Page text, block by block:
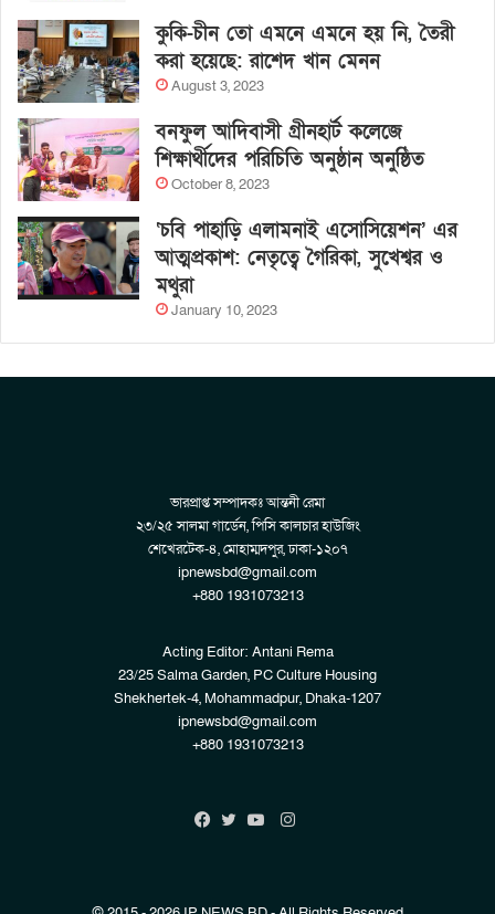
কুকি-চীন তো এমনে এমনে হয় নি, তৈরী
করা হয়েছে: রাশেদ খান মেনন
August 3, 2023
বনফুল আদিবাসী গ্রীনহার্ট কলেজে
শিক্ষার্থীদের পরিচিতি অনুষ্ঠান অনুষ্ঠিত
October 8, 2023
‘চবি পাহাড়ি এলামনাই এসোসিয়েশন’ এর
আত্মপ্রকাশ: নেতৃত্বে গৈরিকা, সুখেশ্বর ও
মথুরা
January 10, 2023
ভারপ্রাপ্ত সম্পাদকঃ আন্তনী রেমা
২৩/২৫ সালমা গার্ডেন, পিসি কালচার হাউজিং
শেখেরটেক-৪, মোহাম্মদপুর, ঢাকা-১২০৭
ipnewsbd@gmail.com
+880 1931073213
Acting Editor: Antani Rema
23/25 Salma Garden, PC Culture Housing
Shekhertek-4, Mohammadpur, Dhaka-1207
ipnewsbd@gmail.com
+880 1931073213
Instagram